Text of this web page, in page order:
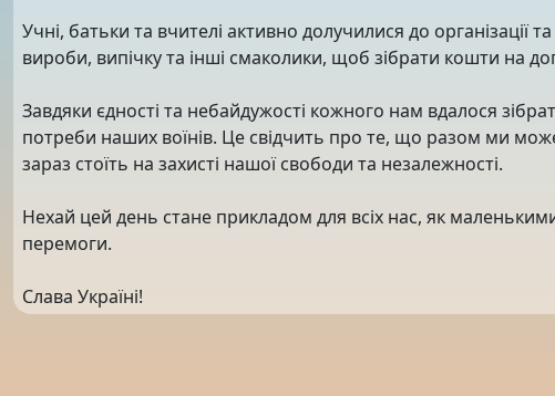
Учні, батьки та вчителі активно долучилися до організації
вироби, випічку та інші смаколики, щоб зібрати кошти на
Завдяки єдності та небайдужості кожного нам вдалося
потреби наших воїнів. Це свідчить про те, що разом ми
зараз стоїть на захисті нашої свободи та незалежності.
Нехай цей день стане прикладом для всіх нас, як
перемоги.
Слава Україні!